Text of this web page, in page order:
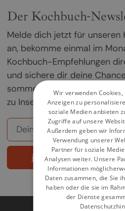
Der Kochbuch-
Melde dich jetzt für
an, bekomme einmal im
Kochbuch-Empfehlungen
und sichere dir deine
sommerlichen
zu Insel".
jetzt abonnieren
Wir verwenden
Anzeigen zu
soziale Medien anbieten
Zugriffe auf unsere
Außerdem geben wir
Verwendung unserer
Partner für soziale
Analysen weiter. Unsere
Informationen
Daten zusammen, die Sie
haben oder die sie im
der Dienste